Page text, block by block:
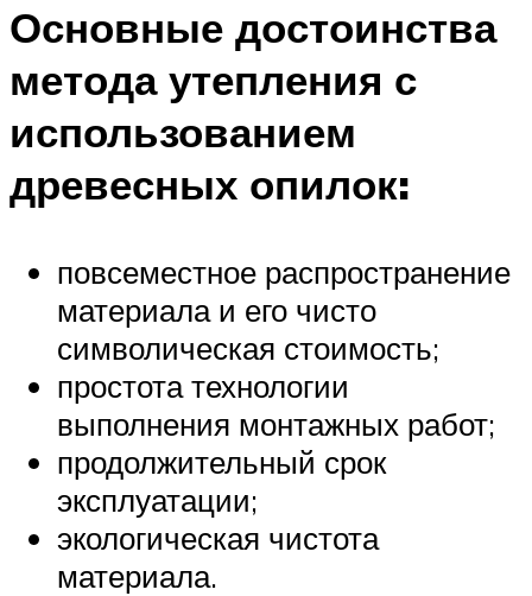
Основные достоинства
метода утепления с
использованием
древесных опилок:
повсеместное распространение
материала и его чисто
символическая стоимость;
простота технологии
выполнения монтажных работ;
продолжительный срок
эксплуатации;
экологическая чистота
материала.